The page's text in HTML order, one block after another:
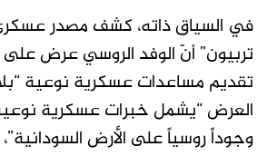
في السياق ذاته، كشف مصدر
تربيون” أنّ الوفد الروسي عرض على
تقديم مساعدات عسكرية نوعية
العرض “يشمل خبرات عسكرية
وجوداً روسياً على الأرض